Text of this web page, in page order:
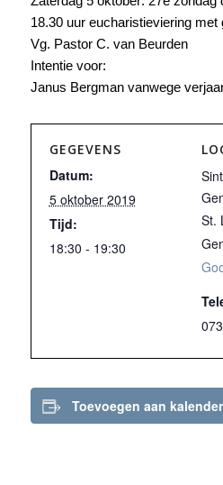
18.30 uur eucharistieviering met
Vg. Pastor C. van Beurden
Intentie voor:
Janus Bergman vanwege
GEGEVENS
Datum:
5 oktober 2019
Tijd:
18:30 - 19:30
St.
Toevoegen aan kalender